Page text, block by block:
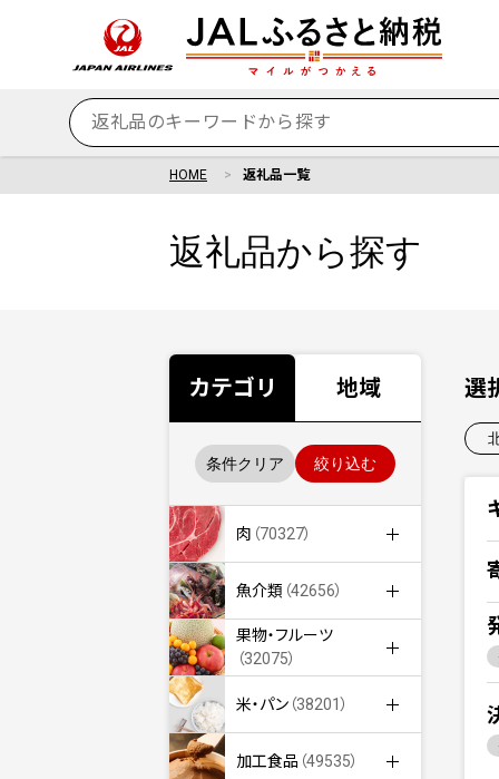
HOME 返礼品一覧
返礼品から探す
カテゴリ 地域
条件クリア 絞り込む
肉 （70327）
魚介類 （42656）
果物・フルーツ
（32075）
米・パン （38201）
加工食品 （49535）
選